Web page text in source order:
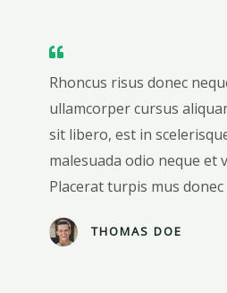
Rhoncus risus donec
ullamcorper cursus
sit libero, est in
malesuada odio neque et
Placerat turpis mus donec
THOMAS DOE